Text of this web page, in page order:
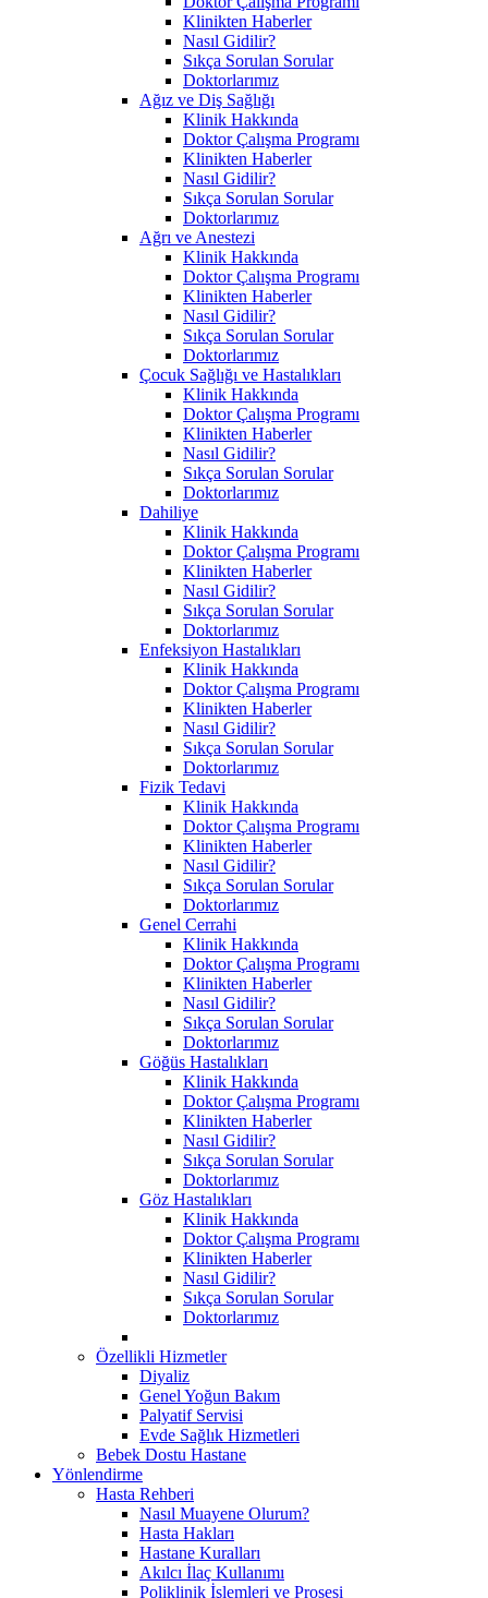
Klinikten Haberler
Nasıl Gidilir?
Sıkça Sorulan Sorular
Doktorlarımız
Ağız ve Diş Sağlığı
Klinik Hakkında
Doktor Çalışma Programı
Klinikten Haberler
Nasıl Gidilir?
Sıkça Sorulan Sorular
Doktorlarımız
Ağrı ve Anestezi
Klinik Hakkında
Doktor Çalışma Programı
Klinikten Haberler
Nasıl Gidilir?
Sıkça Sorulan Sorular
Doktorlarımız
Çocuk Sağlığı ve Hastalıkları
Klinik Hakkında
Doktor Çalışma Programı
Klinikten Haberler
Nasıl Gidilir?
Sıkça Sorulan Sorular
Doktorlarımız
Dahiliye
Klinik Hakkında
Doktor Çalışma Programı
Klinikten Haberler
Nasıl Gidilir?
Sıkça Sorulan Sorular
Doktorlarımız
Enfeksiyon Hastalıkları
Klinik Hakkında
Doktor Çalışma Programı
Klinikten Haberler
Nasıl Gidilir?
Sıkça Sorulan Sorular
Doktorlarımız
Fizik Tedavi
Klinik Hakkında
Doktor Çalışma Programı
Klinikten Haberler
Nasıl Gidilir?
Sıkça Sorulan Sorular
Doktorlarımız
Genel Cerrahi
Klinik Hakkında
Doktor Çalışma Programı
Klinikten Haberler
Nasıl Gidilir?
Sıkça Sorulan Sorular
Doktorlarımız
Göğüs Hastalıkları
Klinik Hakkında
Doktor Çalışma Programı
Klinikten Haberler
Nasıl Gidilir?
Sıkça Sorulan Sorular
Doktorlarımız
Göz Hastalıkları
Klinik Hakkında
Doktor Çalışma Programı
Klinikten Haberler
Nasıl Gidilir?
Sıkça Sorulan Sorular
Doktorlarımız
Özellikli Hizmetler
Diyaliz
Genel Yoğun Bakım
Palyatif Servisi
Evde Sağlık Hizmetleri
Bebek Dostu Hastane
Yönlendirme
Hasta Rehberi
Nasıl Muayene Olurum?
Hasta Hakları
Hastane Kuralları
Akılcı İlaç Kullanımı
Poliklinik İşlemleri ve Prosesi